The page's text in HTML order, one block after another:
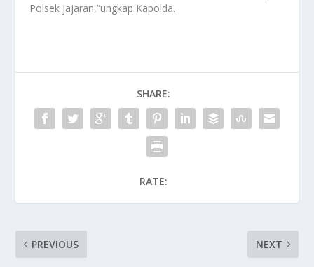
Polsek jajaran,”ungkap Kapolda.
SHARE:
RATE:
PREVIOUS NEXT